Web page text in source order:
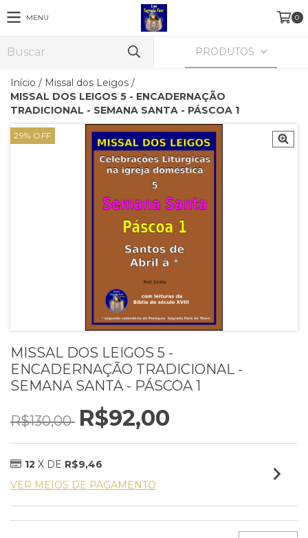
MENU 0
PRODUTOS
Início / Missal dos Leigos /
MISSAL DOS LEIGOS 5 - ENCADERNAÇÃO
TRADICIONAL - SEMANA SANTA - PÁSCOA 1
29% OFF
MISSAL DOS LEIGOS 5 -
ENCADERNAÇÃO TRADICIONAL -
SEMANA SANTA - PÁSCOA 1
R$130,00 R$92,00
12 X DE R$9,46
VER MEIOS DE PAGAMENTO